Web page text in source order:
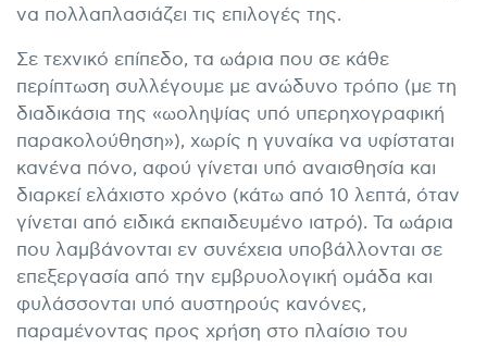
να πολλαπλασιάζει τις επιλογές της.
Σε τεχνικό επίπεδο, τα ωάρια που σε κάθε
περίπτωση συλλέγουμε με ανώδυνο τρόπο (με τη
διαδικάσια της «ωοληψίας υπό υπερηχογραφική
παρακολούθηση»), χωρίς η γυναίκα να υφίσταται
κανένα πόνο, αφού γίνεται υπό αναισθησία και
διαρκεί ελάχιστο χρόνο (κάτω από 10 λεπτά, όταν
γίνεται από ειδικά εκπαιδευμένο ιατρό). Τα ωάρια
που λαμβάνονται εν συνέχεια υποβάλλονται σε
επεξεργασία από την εμβρυολογική ομάδα και
φυλάσσονται υπό αυστηρούς κανόνες,
παραμένοντας προς χρήση στο πλαίσιο του